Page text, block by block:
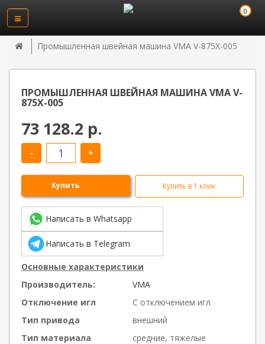
0
Промышленная швейная машина VMA V-875X-005
ПРОМЫШЛЕННАЯ ШВЕЙНАЯ МАШИНА VMA V-
875X-005
73 128.2 р.
- +
Купить в 1 клик
Купить
Написать в Whatsapp
Написать в Telegram
Основные характеристики
Производитель:
VMA
Отключение игл
С отключением игл
Тип привода
внешний
Тип материала
средние, тяжелые